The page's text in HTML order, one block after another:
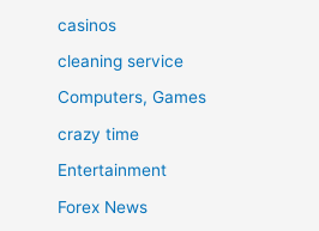
casinos
cleaning service
Computers, Games
crazy time
Entertainment
Forex News